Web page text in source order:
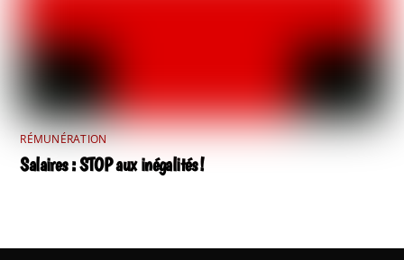
RÉMUNÉRATION
Salaires : STOP aux inégalités !